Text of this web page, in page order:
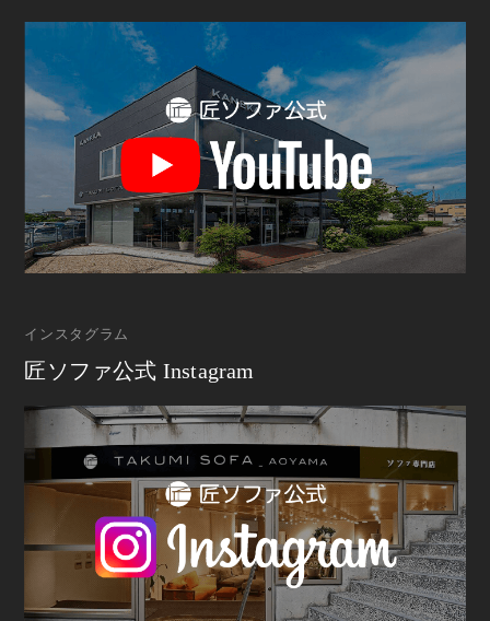
インスタグラム
匠ソファ公式 Instagram